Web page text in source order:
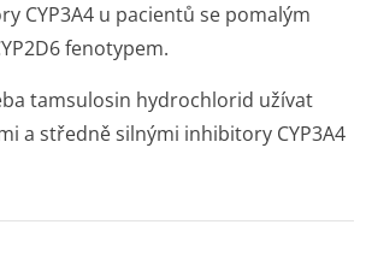
CYP3A4 u pacientů se pomalým
fenotypem.
tamsulosin hydrochlorid užívat
a středně silnými inhibitory CYP3A4